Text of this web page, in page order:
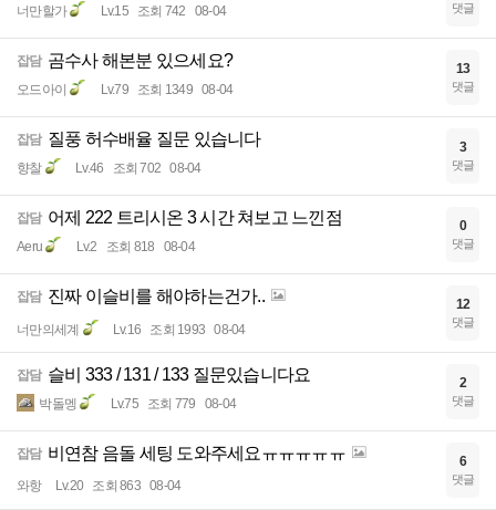
너만할가 Lv.15 조회 742 08-04 댓글
잡담 곰수사 해본분 있으세요?
오드아이 Lv.79 조회 1349 08-04
13
댓글
잡담 질풍 허수배율 질문 있습니다
향찰 Lv.46 조회 702 08-04
3
댓글
잡담 어제 222 트리시온 3 시간 쳐보고 느낀점
Aeru Lv.2 조회 818 08-04
0
댓글
잡담 진짜 이슬비를 해야하는건가..
너만의세계 Lv.16 조회 1993 08-04
12
댓글
잡담 슬비 333 / 131 / 133 질문있습니다요
박돌멩 Lv.75 조회 779 08-04
2
댓글
잡담 비연참 음돌 세팅 도와주세요ㅠㅠㅠㅠㅠ
와항 Lv.20 조회 863 08-04
6
댓글